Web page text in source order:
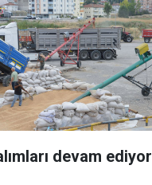
devam ediyor